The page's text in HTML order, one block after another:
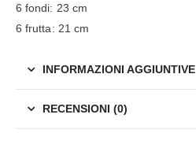
6 fondi: 23 cm
6 frutta: 21 cm
INFORMAZIONI AGGIUNTIVE
RECENSIONI (0)